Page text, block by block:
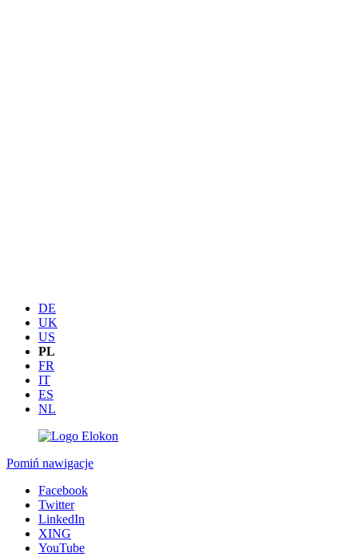
DE
UK
US
PL
FR
IT
ES
NL
Pomiń nawigacje
Facebook
Twitter
LinkedIn
XING
YouTube